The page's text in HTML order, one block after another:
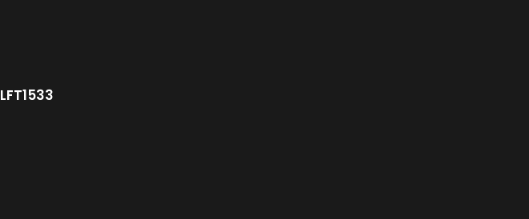
LFT1533